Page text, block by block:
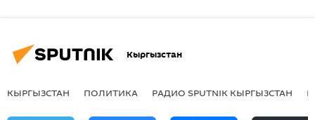
Кыргызстан
КЫРГЫЗСТАН ПОЛИТИКА РАДИО SPUTNIK КЫРГЫЗСТАН